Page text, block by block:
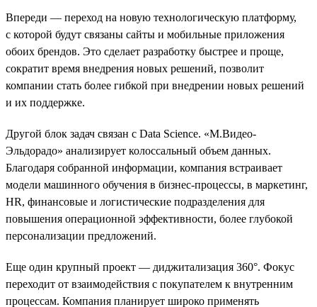
Впереди — переход на новую технологическую платформу,
с которой будут связаны сайты и мобильные приложения
обоих брендов. Это сделает разработку быстрее и проще,
сократит время внедрения новых решений, позволит
компании стать более гибкой при внедрении новых решений
и их поддержке.
Другой блок задач связан с Data Science. «М.Видео-
Эльдорадо» анализирует колоссальный объем данных.
Благодаря собранной информации, компания встраивает
модели машинного обучения в бизнес-процессы, в маркетинг,
HR, финансовые и логистические подразделения для
повышения операционной эффективности, более глубокой
персонализации предложений.
Еще один крупный проект — диджитализация 360°. Фокус
переходит от взаимодействия с покупателем к внутренним
процессам. Компания планирует широко применять